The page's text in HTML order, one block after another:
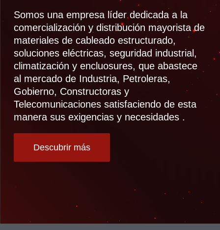
Somos una empresa líder dedicada a la
comercialización y distribución mayorista de
materiales de cableado estructurado,
soluciones eléctricas, seguridad industrial,
climatización y encluosures, que abastece
al mercado de Industria, Petroleras,
Gobierno, Constructoras y
Telecomunicaciones satisfaciendo de esta
manera sus exigencias y necesidades .
Descubrir más